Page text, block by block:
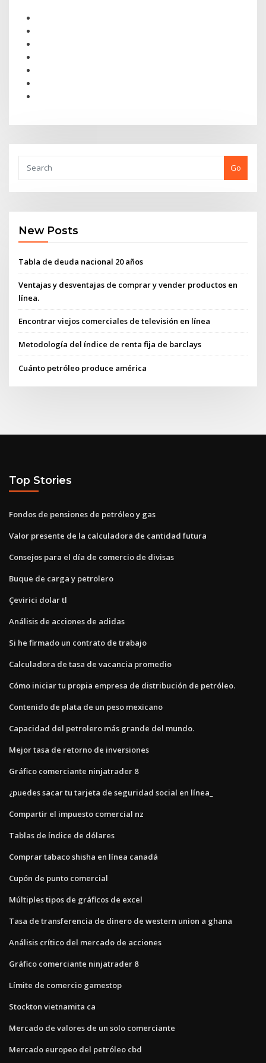
Go
New Posts
Tabla de deuda nacional 20 años
Ventajas y desventajas de comprar y vender productos en
línea.
Encontrar viejos comerciales de televisión en línea
Metodología del índice de renta fija de barclays
Cuánto petróleo produce américa
Top Stories
Fondos de pensiones de petróleo y gas
Valor presente de la calculadora de cantidad futura
Consejos para el día de comercio de divisas
Buque de carga y petrolero
Çevirici dolar tl
Análisis de acciones de adidas
Si he firmado un contrato de trabajo
Calculadora de tasa de vacancia promedio
Cómo iniciar tu propia empresa de distribución de petróleo.
Contenido de plata de un peso mexicano
Capacidad del petrolero más grande del mundo.
Mejor tasa de retorno de inversiones
Gráfico comerciante ninjatrader 8
¿puedes sacar tu tarjeta de seguridad social en línea_
Compartir el impuesto comercial nz
Tablas de índice de dólares
Comprar tabaco shisha en línea canadá
Cupón de punto comercial
Múltiples tipos de gráficos de excel
Tasa de transferencia de dinero de western union a ghana
Análisis crítico del mercado de acciones
Gráfico comerciante ninjatrader 8
Límite de comercio gamestop
Stockton vietnamita ca
Mercado de valores de un solo comerciante
Mercado europeo del petróleo cbd